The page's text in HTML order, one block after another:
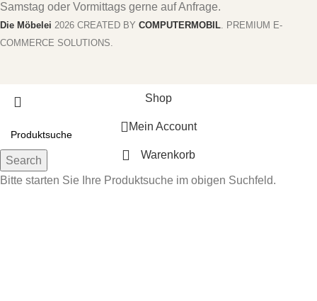
Samstag oder Vormittags gerne auf Anfrage.
Die Möbelei 2026 CREATED BY COMPUTERMOBIL. PREMIUM E-
COMMERCE SOLUTIONS.
Search
Bitte starten Sie Ihre Produktsuche im obigen Suchfeld.
Shop
Mein Account
Warenkorb